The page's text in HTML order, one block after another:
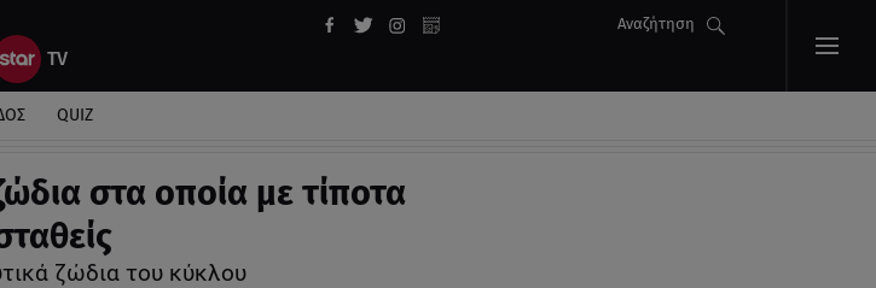
Αναζήτηση
QUIZ
στα οποία με τίποτα
ζώδια του κύκλου